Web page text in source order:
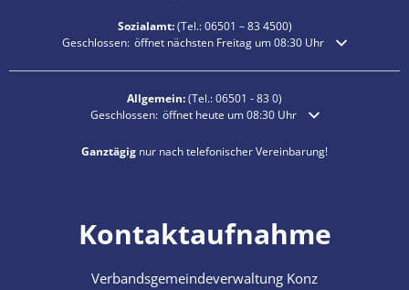
Sozialamt:(Tel.:06501 – 834500)
Klicken, um weitere Öffnungs- oder Schließzeiten auszublenden
Geschlossen: öffnet nächsten Freitag um 08:30 Uhr
Allgemein:(Tel.:06501 - 83 0)
Klicken, um weitere Öffnungs- oder Schließzeiten
Geschlossen: öffnet heute um 08:30 Uhr
Ganztägig nur nach telefonischer Vereinbarung!
Kontaktaufnahme
Verbandsgemeindeverwaltung Konz